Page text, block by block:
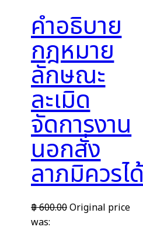
คำอธิบาย
กฎหมาย
ลักษณะ
ละเมิด
จัดการงาน
นอกสั่ง
ลาภมิควรไ
฿600.00Original price
was: